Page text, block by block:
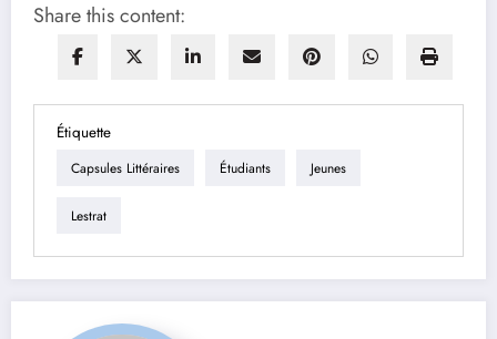
Share this content:
Étiquette
Capsules Littéraires Étudiants Jeunes
Lestrat